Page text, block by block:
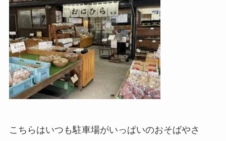
こちらはいつも駐車場がいっぱいのおそばやさ